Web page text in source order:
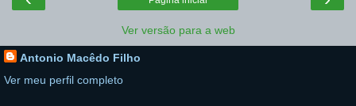
Ver versão para a web
Antonio Macêdo Filho
Ver meu perfil completo